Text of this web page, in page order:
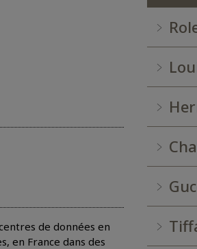
de données en
en France dans des